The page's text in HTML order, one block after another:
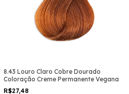
8.43 Louro Claro Cobre Dourado
Coloração Creme Permanente Vegana
R$27,48